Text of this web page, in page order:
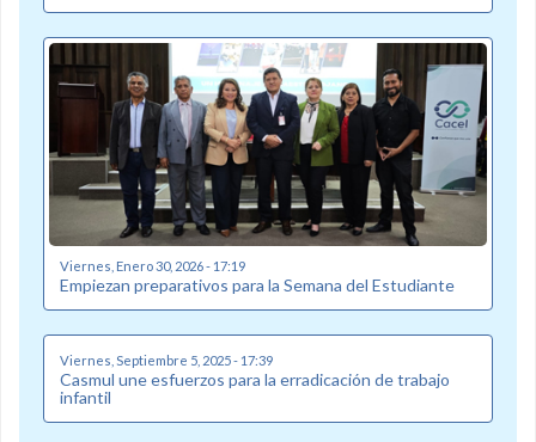
Viernes, Enero 30, 2026 - 17:19
Empiezan preparativos para la Semana del Estudiante
Viernes, Septiembre 5, 2025 - 17:39
Casmul une esfuerzos para la erradicación de trabajo
infantil